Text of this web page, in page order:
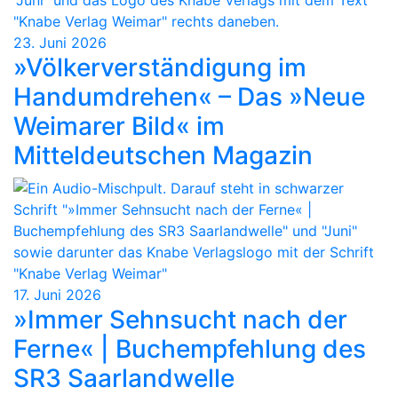
23. Juni 2026
»Völkerverständigung im
Handumdrehen« – Das »Neue
Weimarer Bild« im
Mitteldeutschen Magazin
17. Juni 2026
»Immer Sehnsucht nach der
Ferne« | Buchempfehlung des
SR3 Saarlandwelle